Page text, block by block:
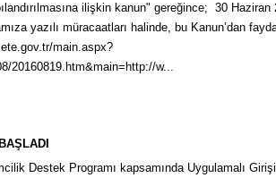
ilişkin kanun" gereğince; 30
yazılı müracaatları halinde, bu Kanun’dan
main.aspx?
20160819.htm&main=http://w...
Destek Programı kapsamında Uygulamalı